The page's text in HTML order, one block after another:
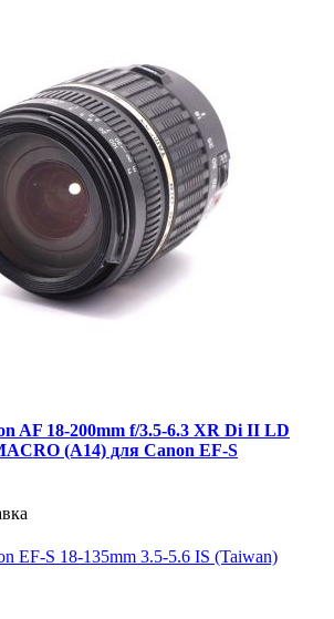
AF 18-200mm f/3.5-6.3 XR Di II LD
(A14) для Canon EF-S